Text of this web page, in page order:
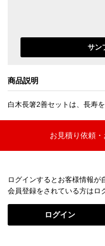
商品説明
白木長箸2善セットは、長寿
お見積り依頼
ログインするとお客様情報が
会員登録をされている方はロ
ログイン